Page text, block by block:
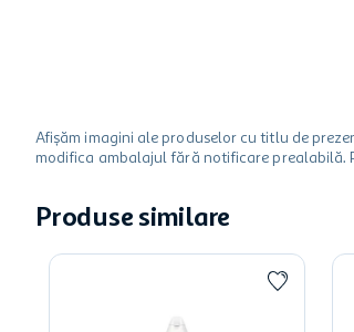
Afișăm imagini ale produselor cu titlu de
modifica ambalajul fără notificare prealabilă.
Produse similare